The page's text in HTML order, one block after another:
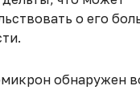
о его
обнаружен